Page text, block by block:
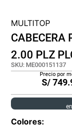
MULTITOP
CABECERA
2.00 PLZ
SKU: ME000151137
Precio por
S/
Colores